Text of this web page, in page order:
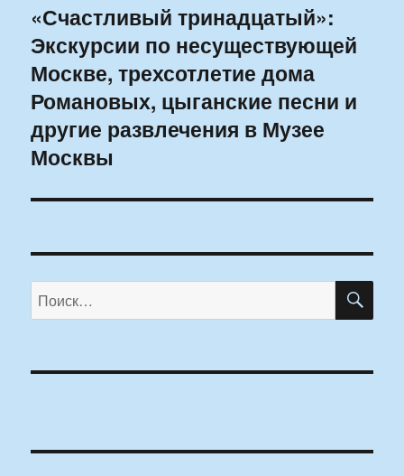
Следующая
запись:
«Счастливый тринадцатый»:
Экскурсии по несуществующей
Москве, трехсотлетие дома
Романовых, цыганские песни и
другие развлечения в Музее
Москвы
Искать: